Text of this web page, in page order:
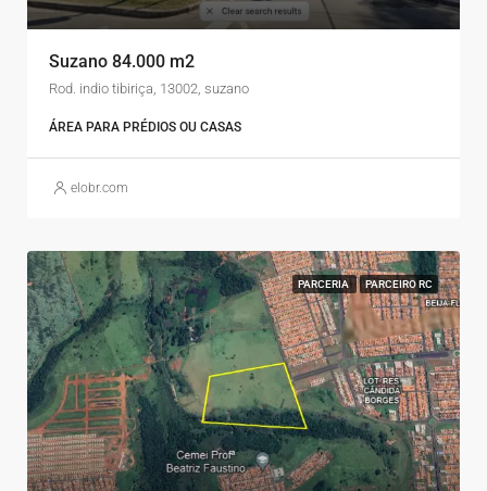
Suzano 84.000 m2
Rod. indio tibiriça, 13002, suzano
ÁREA PARA PRÉDIOS OU CASAS
elobr.com
PARCERIA PARCEIRO RC